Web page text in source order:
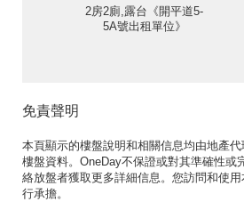
2房2廁,露台《開平道5-
5A號出租單位》
免責聲明
本頁顯示的樓盤說明和相關信息均由地產
樓盤資料。OneDay不保證或對其準確性或
絡放盤者獲取更多詳細信息。您訪問和使
行承擔。